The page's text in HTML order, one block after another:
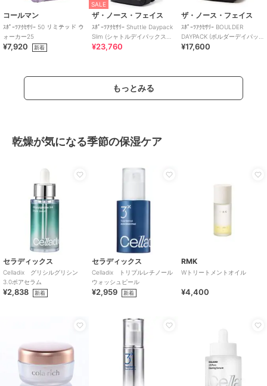
コールマン
ｽﾎﾟｰﾂｱｸｾｻﾘｰ 50 リミテッド ウ
ォーカー25
¥7,920 新着
SALE
ザ・ノース・フェイス
ｽﾎﾟｰﾂｱｸｾｻﾘｰ Shuttle Daypack
Slim (シャトルデイパックスリ
ム)
¥23,760
ザ・ノース・フェイス
ｽﾎﾟｰﾂｱｸｾｻﾘｰ BOULDER
DAYPACK (ボルダーデイパッ
ク)
¥17,600
もっとみる
乾燥が気になる季節の保湿ケア
セラディックス
Celladix グリシルグリシン
3.0ポアセラム
¥2,838 新着
セラディックス
Celladix トリプルレチノール
ウォッシュピール
¥2,959 新着
RMK
Wトリートメントオイル
¥4,400